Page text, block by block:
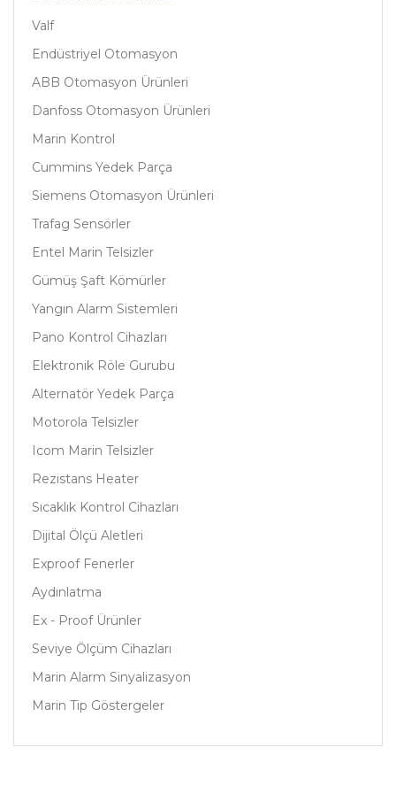
Valf
Endüstriyel Otomasyon
ABB Otomasyon Ürünleri
Danfoss Otomasyon Ürünleri
Marin Kontrol
Cummins Yedek Parça
Siemens Otomasyon Ürünleri
Trafag Sensörler
Entel Marin Telsizler
Gümüş Şaft Kömürler
Yangın Alarm Sistemleri
Pano Kontrol Cihazları
Elektronik Röle Gurubu
Alternatör Yedek Parça
Motorola Telsizler
Icom Marin Telsizler
Rezistans Heater
Sıcaklık Kontrol Cihazları
Dijital Ölçü Aletleri
Exproof Fenerler
Aydınlatma
Ex - Proof Ürünler
Seviye Ölçüm Cihazları
Marin Alarm Sinyalizasyon
Marin Tip Göstergeler